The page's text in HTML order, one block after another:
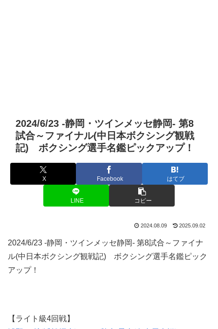
2024/6/23 -静岡・ツインメッセ静岡- 第8
試合～ファイナル(中日本ボクシング観戦
記) ボクシング選手名鑑ピックアップ！
X Facebook はてブ
LINE コピー
2024.08.09 2025.09.02
2024/6/23 -静岡・ツインメッセ静岡- 第8試合～ファイナ
ル(中日本ボクシング観戦記) ボクシング選手名鑑ピック
アップ！
【ライト級4回戦】